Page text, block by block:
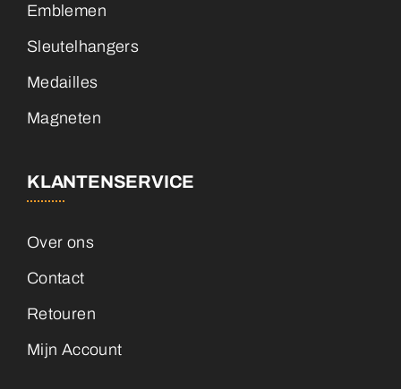
Emblemen
Sleutelhangers
Medailles
Magneten
KLANTENSERVICE
Over ons
Contact
Retouren
Mijn Account